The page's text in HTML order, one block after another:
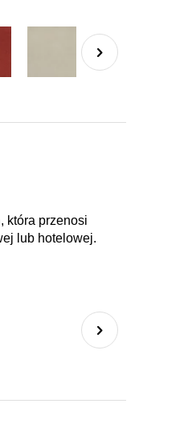
która przenosi
lub hotelowej.